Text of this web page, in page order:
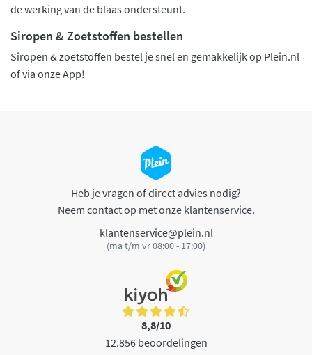
de werking van de blaas ondersteunt.
Siropen & Zoetstoffen bestellen
Siropen & zoetstoffen bestel je snel en gemakkelijk op Plein.nl
of via onze App!
Heb je vragen of direct advies nodig?
Neem contact op met onze klantenservice.
klantenservice@plein.nl
(ma t/m vr 08:00 - 17:00)
8,8/10
12.856 beoordelingen